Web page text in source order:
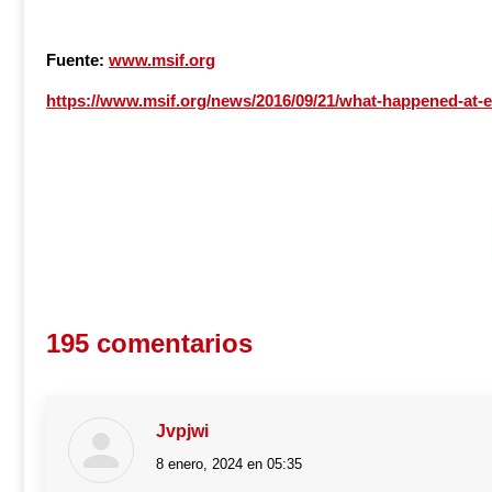
Fuente: www.msif.org
https://www.msif.org/news/2016/09/21/what-happened-at-
195 comentarios
Jvpjwi
dice:
8 enero, 2024 en 05:35